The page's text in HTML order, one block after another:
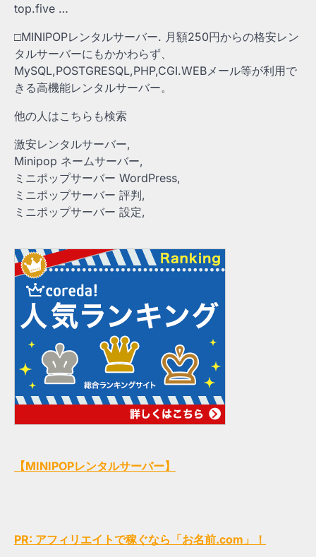
top.five …
□MINIPOPレンタルサーバー. 月額250円からの格安レン
タルサーバーにもかかわらず、
MySQL,POSTGRESQL,PHP,CGI.WEBメール等が利用で
きる高機能レンタルサーバー。
他の人はこちらも検索
激安レンタルサーバー,
Minipop ネームサーバー,
ミニポップサーバー WordPress,
ミニポップサーバー 評判,
ミニポップサーバー 設定,
【MINIPOPレンタルサーバー】
PR: アフィリエイトで稼ぐなら「お名前.com」！